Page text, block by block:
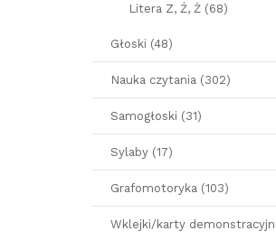
Litera Z, Ź, Ż (68)
Głoski (48)
Nauka czytania (302)
Samogłoski (31)
Sylaby (17)
Grafomotoryka (103)
Wklejki/karty